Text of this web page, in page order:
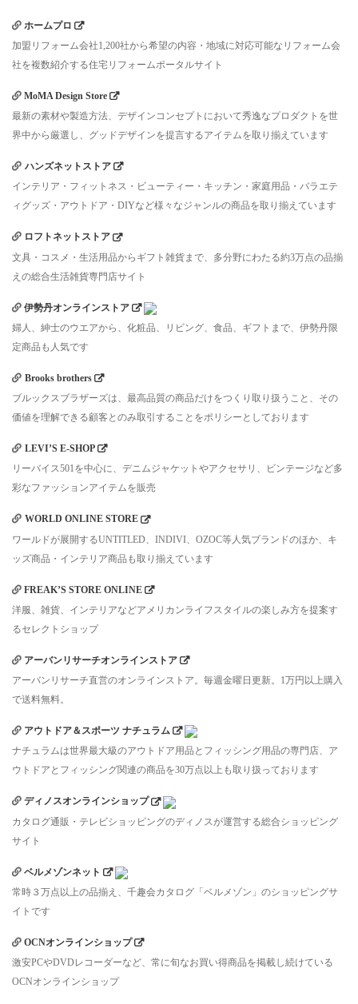
ホームプロ
加盟リフォーム会社1,200社から希望の内容・地域に対応可能なリフォーム会
社を複数紹介する住宅リフォームポータルサイト
MoMA Design Store
最新の素材や製造方法、デザインコンセプトにおいて秀逸なプロダクトを世
界中から厳選し、グッドデザインを提言するアイテムを取り揃えています
ハンズネットストア
インテリア・フィットネス・ビューティー・キッチン・家庭用品・バラエテ
ィグッズ・アウトドア・DIYなど様々なジャンルの商品を取り揃えています
ロフトネットストア
文具・コスメ・生活用品からギフト雑貨まで、多分野にわたる約3万点の品揃
えの総合生活雑貨専門店サイト
伊勢丹オンラインストア
婦人、紳士のウエアから、化粧品、リビング、食品、ギフトまで、伊勢丹限
定商品も人気です
Brooks brothers
ブルックスブラザーズは、最高品質の商品だけをつくり取り扱うこと、その
価値を理解できる顧客とのみ取引することをポリシーとしております
LEVI’S E-SHOP
リーバイス501を中心に、デニムジャケットやアクセサリ、ビンテージなど多
彩なファッションアイテムを販売
WORLD ONLINE STORE
ワールドが展開するUNTITLED、INDIVI、OZOC等人気ブランドのほか、キ
ッズ商品・インテリア商品も取り揃えています
FREAK’S STORE ONLINE
洋服、雑貨、インテリアなどアメリカンライフスタイルの楽しみ方を提案す
るセレクトショップ
アーバンリサーチオンラインストア
アーバンリサーチ直営のオンラインストア。毎週金曜日更新。1万円以上購入
で送料無料。
アウトドア＆スポーツ ナチュラム
ナチュラムは世界最大級のアウトドア用品とフィッシング用品の専門店、ア
ウトドアとフィッシング関連の商品を30万点以上も取り扱っております
ディノスオンラインショップ
カタログ通販・テレビショッピングのディノスが運営する総合ショッピング
サイト
ベルメゾンネット
常時３万点以上の品揃え、千趣会カタログ「ベルメゾン」のショッピングサ
イトです
OCNオンラインショップ
激安PCやDVDレコーダーなど、常に旬なお買い得商品を掲載し続けている
OCNオンラインショップ